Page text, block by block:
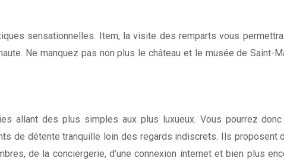
sensationnelles. Item, la visite des remparts vous
Ne manquez pas non plus le château et le musée de Saint-
allant des plus simples aux plus luxueux. Vous pourrez
de détente tranquille loin des regards indiscrets. Ils proposent
de la conciergerie, d’une connexion internet et bien plus